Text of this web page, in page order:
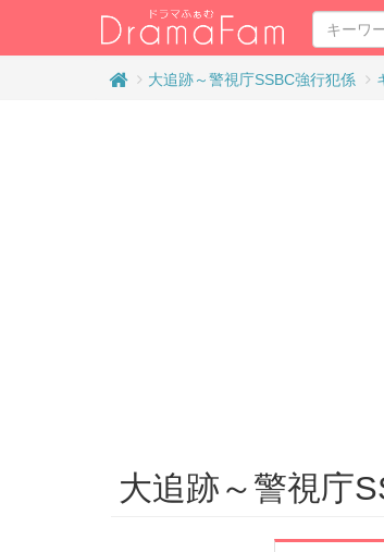
大追跡～警視庁SSBC強行犯係
大追跡～警視庁